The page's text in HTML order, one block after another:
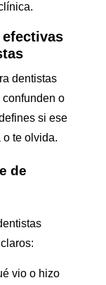
dentistas
o
si ese
o te olvida.
de
vio o hizo